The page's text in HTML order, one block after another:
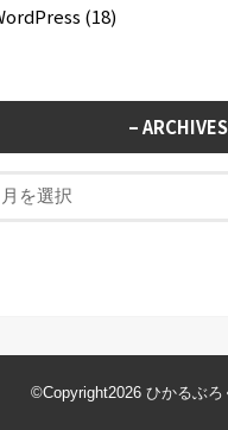
(18)
–
©Copyright2026 ひかるぶろ